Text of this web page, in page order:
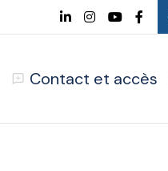
Contact et accès